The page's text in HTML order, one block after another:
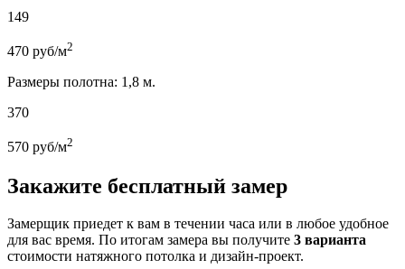
149
470 руб/м2
Размеры полотна: 1,8 м.
370
570 руб/м2
Закажите бесплатный замер
Замерщик приедет к вам в течении часа или в любое удобное
для вас время. По итогам замера вы получите 3 варианта
стоимости натяжного потолка и дизайн-проект.